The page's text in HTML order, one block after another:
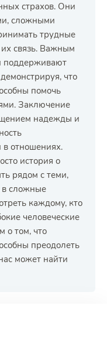
страхов. Они
сложными
трудные
связь. Важным
поддерживают
что
помочь
Заключение
надежды и
отношениях.
история о
рядом с теми,
в сложные
каждому, кто
человеческие
о том, что
преодолеть
может найти